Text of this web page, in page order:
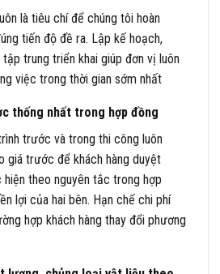
là tiêu chí để chúng tôi hoàn
tiến độ đề ra. Lập kế hoạch,
trung triển khai giúp đơn vị luôn
việc trong thời gian sớm nhất
thống nhất trong hợp đồng
trước và trong thi công luôn
giá trước để khách hàng duyệt
theo nguyên tắc trong hợp
lợi của hai bên. Hạn chế chi phí
hợp khách hàng thay đổi phương